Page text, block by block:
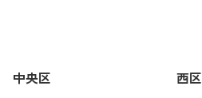
中央区 西区